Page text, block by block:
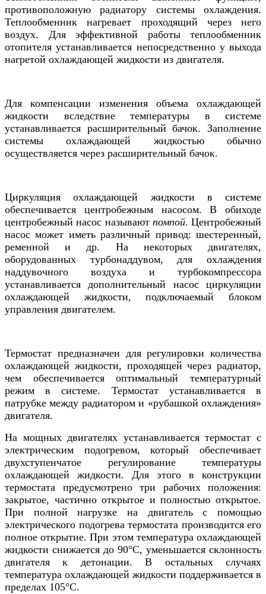
противоположную радиатору системы охлаждения.
Теплообменник нагревает проходящий через него
воздух. Для эффективной работы теплообменник
отопителя устанавливается непосредственно у выхода
нагретой охлаждающей жидкости из двигателя.
Для компенсации изменения объема охлаждающей
жидкости вследствие температуры в системе
устанавливается расширительный бачок. Заполнение
системы охлаждающей жидкостью обычно
осуществляется через расширительный бачок.
Циркуляция охлаждающей жидкости в системе
обеспечивается центробежным насосом. В обиходе
центробежный насос называют помпой. Центробежный
насос может иметь различный привод: шестеренный,
ременной и др. На некоторых двигателях,
оборудованных турбонаддувом, для охлаждения
наддувочного воздуха и турбокомпрессора
устанавливается дополнительный насос циркуляции
охлаждающей жидкости, подключаемый блоком
управления двигателем.
Термостат предназначен для регулировки количества
охлаждающей жидкости, проходящей через радиатор,
чем обеспечивается оптимальный температурный
режим в системе. Термостат устанавливается в
патрубке между радиатором и «рубашкой охлаждения»
двигателя.
На мощных двигателях устанавливается термостат с
электрическим подогревом, который обеспечивает
двухступенчатое регулирование температуры
охлаждающей жидкости. Для этого в конструкции
термостата предусмотрено три рабочих положения:
закрытое, частично открытое и полностью открытое.
При полной нагрузке на двигатель с помощью
электрического подогрева термостата производится его
полное открытие. При этом температура охлаждающей
жидкости снижается до 90°С, уменьшается склонность
двигателя к детонации. В остальных случаях
температура охлаждающей жидкости поддерживается в
пределах 105°С.